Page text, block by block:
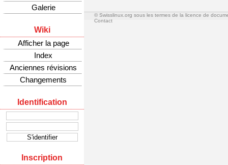
Galerie
Wiki
Afficher la page
Index
Anciennes révisions
Changements
Identification
Inscription
© Swisslinux.org sous les termes de la licence de
Contact